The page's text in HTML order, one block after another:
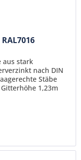
aus stark
nach DIN
Stäbe
1,23m